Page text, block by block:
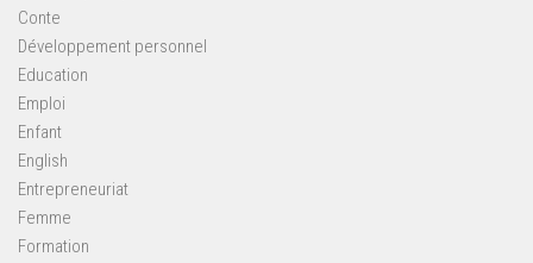
Conte
Développement personnel
Education
Emploi
Enfant
English
Entrepreneuriat
Femme
Formation